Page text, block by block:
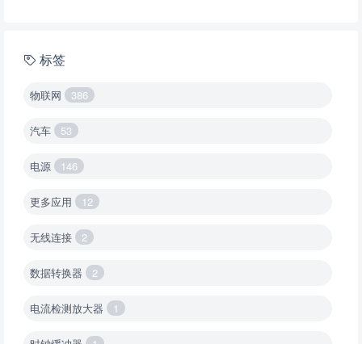
标签
物联网 386
汽车 53
电源 146
更多应用 12
无线连接 2
数据转换器 2
电流检测放大器 1